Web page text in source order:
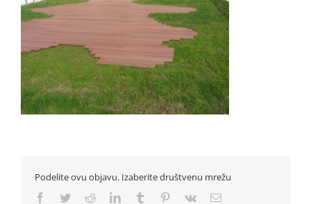
Podelite ovu objavu. Izaberite društvenu mrežu
Facebook
TwitterRedditLinkedInTumblr Pinterest
Vk Email